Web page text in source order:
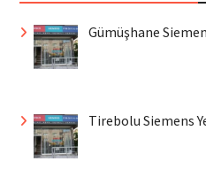
Gümüşhane
Tirebolu Siemens